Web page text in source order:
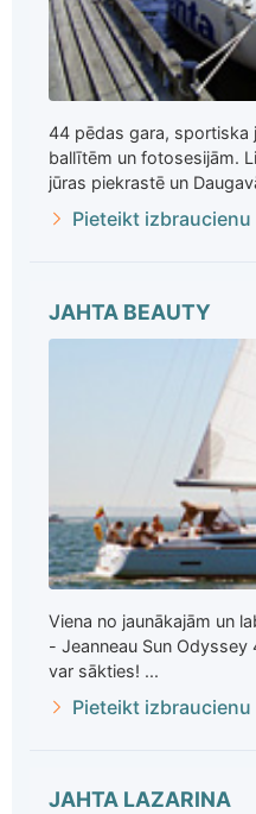
44 pēdas gara, sportiska
ballītēm un fotosesijām.
jūras piekrastē un
Pieteikt izbraucienu
JAHTA BEAUTY
Viena no jaunākajām un
- Jeanneau Sun
var sākties! ...
Pieteikt izbraucienu
JAHTA LAZARINA